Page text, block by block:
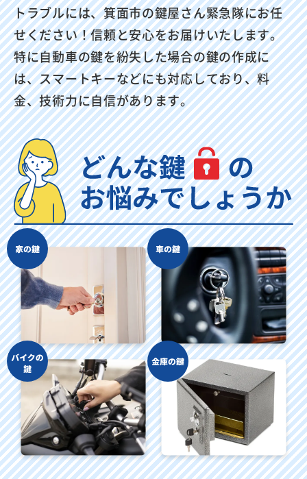
トラブルには、箕面市の鍵屋さん緊急隊にお任
せください！信頼と安心をお届けいたします。
特に自動車の鍵を紛失した場合の鍵の作成に
は、スマートキーなどにも対応しており、料
金、技術力に自信があります。